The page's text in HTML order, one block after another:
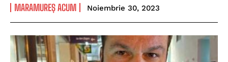
MARAMUREȘ ACUM Noiembrie 30, 2023